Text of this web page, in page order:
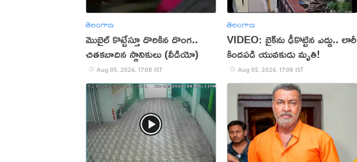
తెలంగాణ
మొబైల్ కొట్టేస్తూ దొరికిన దొంగ..
చితకబాదిన స్థానికులు (వీడియో)
Aug 05, 2026, 17:08 IST
తెలంగాణ
VIDEO: బైక్‌ను ఢీకొట్టిన ఎద్దు.. లారీ
కిందపడి యువకుడు మృతి!
Aug 05, 2026, 17:08 IST